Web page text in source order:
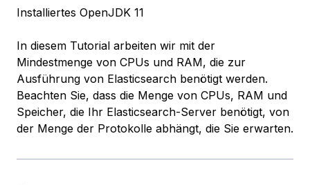
Installiertes OpenJDK 11
In diesem Tutorial arbeiten wir mit der
Mindestmenge von CPUs und RAM, die zur
Ausführung von Elasticsearch benötigt werden.
Beachten Sie, dass die Menge von CPUs, RAM und
Speicher, die Ihr Elasticsearch-Server benötigt, von
der Menge der Protokolle abhängt, die Sie erwarten.